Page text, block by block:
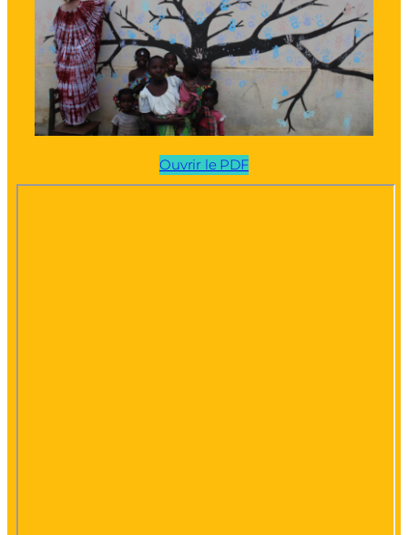
Ouvrir le PDF